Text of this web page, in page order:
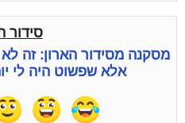
סידור
מסקנה מסידור הארון: זה
אלא שפשוט היה לי